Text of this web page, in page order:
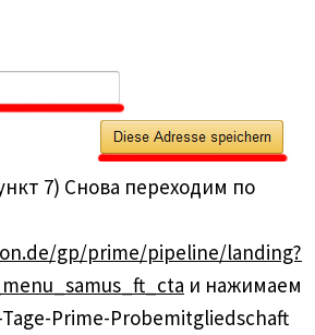
7) Снова переходим по
gp/prime/pipeline/landing?
и нажимаем
Prime-Probemitgliedschaft